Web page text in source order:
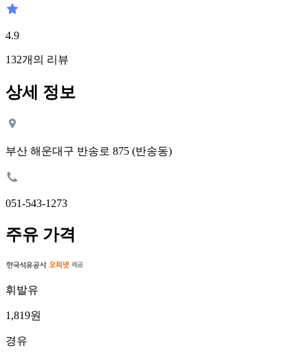
4.9
132개의 리뷰
상세 정보
부산 해운대구 반송로 875 (반송동)
051-543-1273
주유 가격
휘발유
1,819원
경유